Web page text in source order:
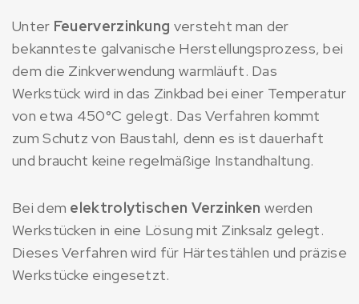
Unter Feuerverzinkung versteht man der
bekannteste galvanische Herstellungsprozess, bei
dem die Zinkverwendung warmläuft. Das
Werkstück wird in das Zinkbad bei einer Temperatur
von etwa 450°C gelegt. Das Verfahren kommt
zum Schutz von Baustahl, denn es ist dauerhaft
und braucht keine regelmäßige Instandhaltung.
Bei dem elektrolytischen Verzinken werden
Werkstücken in eine Lösung mit Zinksalz gelegt.
Dieses Verfahren wird für Härtestählen und präzise
Werkstücke eingesetzt.